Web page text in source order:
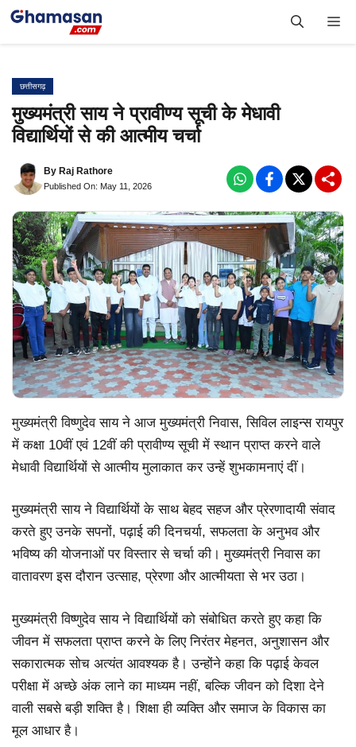
Skip
छत्तीसगढ़
मुख्यमंत्री साय ने प्रावीण्य सूची के मेधावी
विद्यार्थियों से की आत्मीय चर्चा
By Raj Rathore
Published On: May 11, 2026
मुख्यमंत्री विष्णुदेव साय ने आज मुख्यमंत्री निवास, सिविल लाइन्स रायपुर
में कक्षा 10वीं एवं 12वीं की प्रावीण्य सूची में स्थान प्राप्त करने वाले
मेधावी विद्यार्थियों से आत्मीय मुलाकात कर उन्हें शुभकामनाएं दीं।
मुख्यमंत्री साय ने विद्यार्थियों के साथ बेहद सहज और प्रेरणादायी संवाद
करते हुए उनके सपनों, पढ़ाई की दिनचर्या, सफलता के अनुभव और
भविष्य की योजनाओं पर विस्तार से चर्चा की। मुख्यमंत्री निवास का
वातावरण इस दौरान उत्साह, प्रेरणा और आत्मीयता से भर उठा।
मुख्यमंत्री विष्णुदेव साय ने विद्यार्थियों को संबोधित करते हुए कहा कि
जीवन में सफलता प्राप्त करने के लिए निरंतर मेहनत, अनुशासन और
सकारात्मक सोच अत्यंत आवश्यक है। उन्होंने कहा कि पढ़ाई केवल
परीक्षा में अच्छे अंक लाने का माध्यम नहीं, बल्कि जीवन को दिशा देने
वाली सबसे बड़ी शक्ति है। शिक्षा ही व्यक्ति और समाज के विकास का
मूल आधार है।